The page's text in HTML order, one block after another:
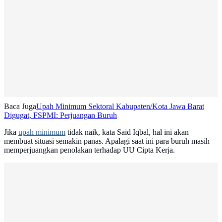
Baca JugaUpah Minimum Sektoral Kabupaten/Kota Jawa Barat
Digugat, FSPMI: Perjuangan Buruh
Jika upah minimum tidak naik, kata Said Iqbal, hal ini akan
membuat situasi semakin panas. Apalagi saat ini para buruh masih
memperjuangkan penolakan terhadap UU Cipta Kerja.